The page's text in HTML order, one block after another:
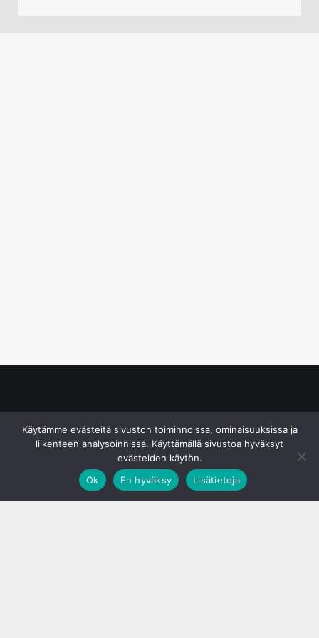
Käytämme evästeitä sivuston toiminnoissa, ominaisuuksissa ja
liikenteen analysoinnissa. Käyttämällä sivustoa hyväksyt
evästeiden käytön.
Ok
En hyväksy Lisätietoja